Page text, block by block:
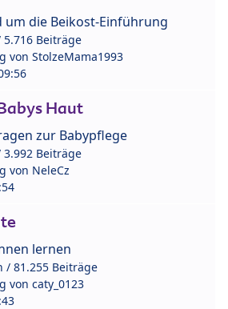
um die Beikost-Einführung
Beiträge
von StolzeMama1993
Haut
zur Babypflege
3.992 Beiträge
von NeleCz
lernen
/ 81.255 Beiträge
von caty_0123